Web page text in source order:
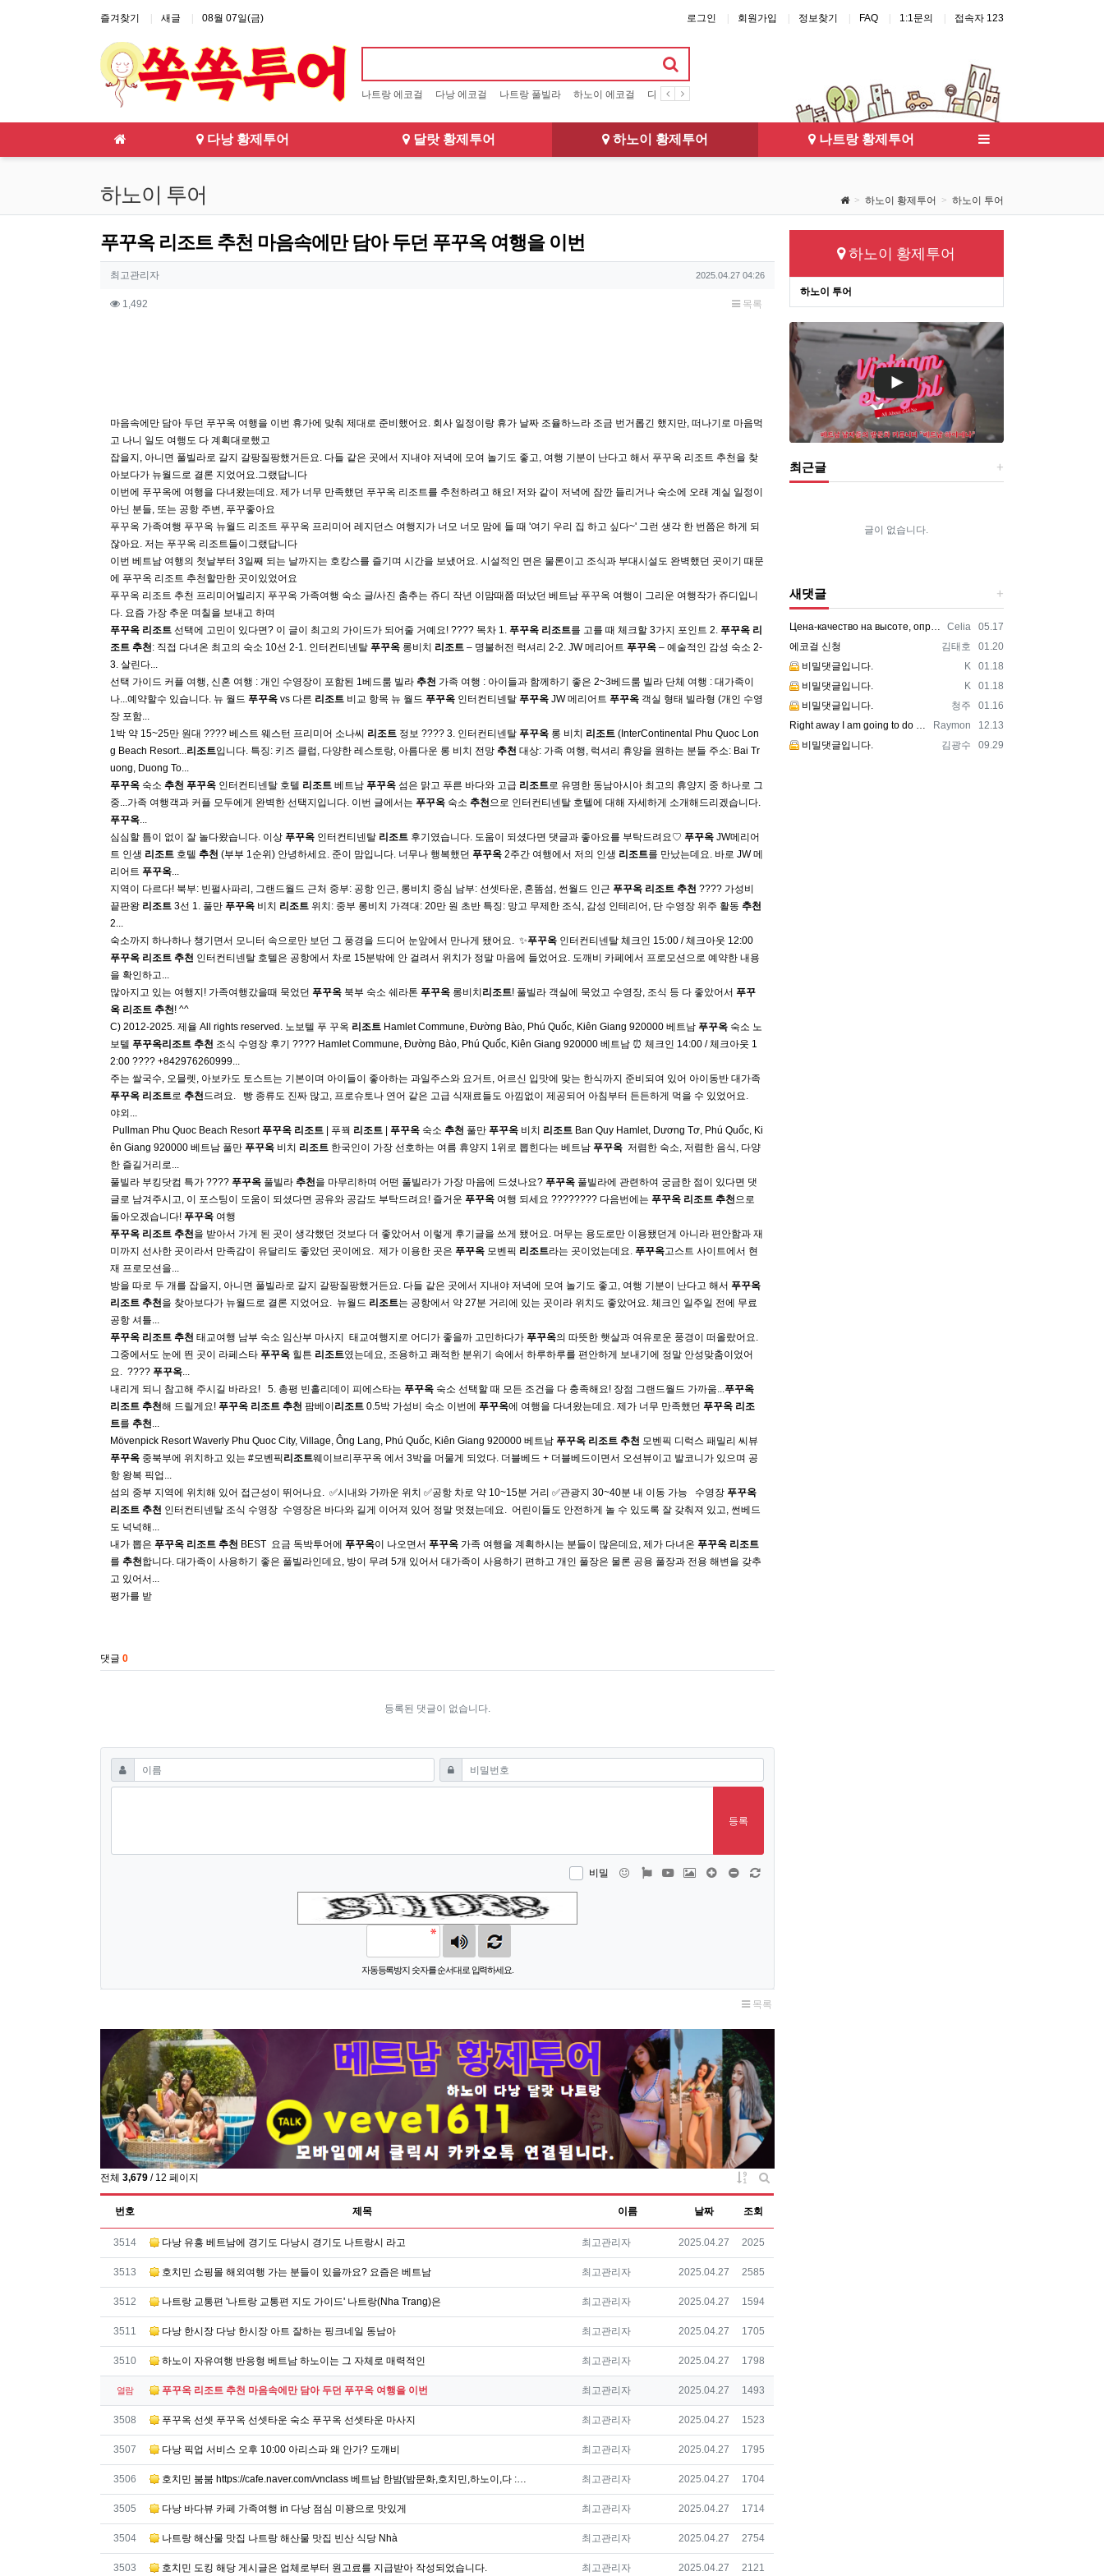
즐겨찾기 새글 08월 07일(금) 로그인 회원가입 정보찾기 FAQ 1:1문의 접속자 123
나트랑 에코걸 다낭 에코걸 나트랑 풀빌라 하노이 에코걸 다낭 풀빌라 달랏 풀빌라 하노이 풀빌라 다낭 가라오케 에코걸
다낭 황제투어 달랏 황제투어 하노이 황제투어 나트랑 황제투어
하노이 투어 하노이 황제투어 하노이 투어
푸꾸옥 리조트 추천 마음속에만 담아 두던 푸꾸옥 여행을 이번
작성자 정보
최고관리자작성 작성일
2025.04.27 04:26
컨텐츠 정보
1,492 목록
마음속에만 담아 두던 푸꾸옥 여행을 이번 휴가에 맞춰 제대로 준비했어요. 회사 일정이랑 휴가 날짜 조율하느라 조금 번거롭긴 했지만, 떠나기로 마음먹
고 나니 일도 여행도 다 계획대로했고
잡을지, 아니면 풀빌라로 갈지 갈팡질팡했거든요. 다들 같은 곳에서 지내야 저녁에 모여 놀기도 좋고, 여행 기분이 난다고 해서 푸꾸옥 리조트 추천을 찾
아보다가 뉴월드로 결론 지었어요.그랬답니다
이번에 푸꾸옥에 여행을 다녀왔는데요. 제가 너무 만족했던 푸꾸옥 리조트를 추천하려고 해요! 저와 같이 저녁에 잠깐 들리거나 숙소에 오래 계실 일정이
아닌 분들, 또는 공항 주변, 푸꾸좋아요
푸꾸옥 가족여행 푸꾸옥 뉴월드 리조트 푸꾸옥 프리미어 레지던스 여행지가 너모 너모 맘에 들 때 '여기 우리 집 하고 싶다~' 그런 생각 한 번쯤은 하게 되
잖아요. 저는 푸꾸옥 리조트들이그랬답니다
이번 베트남 여행의 첫날부터 3일째 되는 날까지는 호캉스를 즐기며 시간을 보냈어요. 시설적인 면은 물론이고 조식과 부대시설도 완벽했던 곳이기 때문
에 푸꾸옥 리조트 추천할만한 곳이있었어요
푸꾸옥 리조트 추천 프리미어빌리지 푸꾸옥 가족여행 숙소 글/사진 춤추는 쥬디 작년 이맘때쯤 떠났던 베트남 푸꾸옥 여행이 그리운 여행작가 쥬디입니
다. 요즘 가장 추운 며칠을 보내고 하며
푸꾸옥 리조트 선택에 고민이 있다면? 이 글이 최고의 가이드가 되어줄 거예요! ???? 목차 1. 푸꾸옥 리조트를 고를 때 체크할 3가지 포인트 2. 푸꾸옥 리
조트 추천: 직접 다녀온 최고의 숙소 10선 2-1. 인터컨티넨탈 푸꾸옥 롱비치 리조트 – 명불허전 럭셔리 2-2. JW 메리어트 푸꾸옥 – 예술적인 감성 숙소 2-
3. 살린다...
선택 가이드 커플 여행, 신혼 여행 : 개인 수영장이 포함된 1베드룸 빌라 추천 가족 여행 : 아이들과 함께하기 좋은 2~3베드룸 빌라 단체 여행 : 대가족이
나...예약할수 있습니다. 뉴 월드 푸꾸옥 vs 다른 리조트 비교 항목 뉴 월드 푸꾸옥 인터컨티넨탈 푸꾸옥 JW 메리어트 푸꾸옥 객실 형태 빌라형 (개인 수영
장 포함...
1박 약 15~25만 원대​ ???? 베스트 웨스턴 프리미어 소나씨 리조트 정보 ???? 3. 인터컨티넨탈 푸꾸옥 롱 비치 리조트 (InterContinental Phu Quoc Lon
g Beach Resort...리조트입니다. 특징: 키즈 클럽, 다양한 레스토랑, 아름다운 롱 비치 전망 추천 대상: 가족 여행, 럭셔리 휴양을 원하는 분들​ 주소: Bai Tr
uong, Duong To...
푸꾸옥 숙소 추천 푸꾸옥 인터컨티넨탈 호텔 리조트 베트남 푸꾸옥 섬은 맑고 푸른 바다와 고급 리조트로 유명한 동남아시아 최고의 휴양지 중 하나로 그
중...가족 여행객과 커플 모두에게 완벽한 선택지입니다. 이번 글에서는 푸꾸옥 숙소 추천으로 인터컨티넨탈 호텔에 대해 자세하게 소개해드리겠습니다.
푸꾸옥...
심심할 틈이 없이 잘 놀다왔습니다. 이상 푸꾸옥 인터컨티넨탈 리조트 후기였습니다. 도움이 되셨다면 댓글과 좋아요를 부탁드려요♡ 푸꾸옥 JW메리어
트 인생 리조트 호텔 추천 (부부 1순위) 안녕하세요. 준이 맘입니다. 너무나 행복했던 푸꾸옥 2주간 여행에서 저의 인생 리조트를 만났는데요. 바로 JW 메
리어트 푸꾸옥...
지역이 다르다! 북부: 빈펄사파리, 그랜드월드 근처 중부: 공항 인근, 롱비치 중심 남부: 선셋타운, 혼똠섬, 썬월드 인근 푸꾸옥 리조트 추천 ???? 가성비
끝판왕 리조트 3선 1. 풀만 푸꾸옥 비치 리조트 위치: 중부 롱비치 가격대: 20만 원 초반 특징: 망고 무제한 조식, 감성 인테리어, 단 수영장 위주 활동 추천
2...
숙소까지 하나하나 챙기면서 모니터 속으로만 보던 그 풍경을 드디어 눈앞에서 만나게 됐어요. ​ ✨푸꾸옥 인터컨티넨탈 체크인 15:00 / 체크아웃 12:00
푸꾸옥 리조트 추천 인터컨티넨탈 호텔은 공항에서 차로 15분밖에 안 걸려서 위치가 정말 마음에 들었어요. 도깨비 카페에서 프로모션으로 예약한 내용
을 확인하고...
많아지고 있는 여행지! 가족여행갔을때 묵었던 푸꾸옥 북부 숙소 쉐라톤 푸꾸옥 롱비치 리조트! 풀빌라 객실에 묵었고 수영장, 조식 등 다 좋았어서 푸꾸
옥 리조트 추천! ^^
C) 2012-2025. 제율 All rights reserved. 노보텔 푸 꾸옥 리조트 Hamlet Commune, Đường Bào, Phú Quốc, Kiên Giang 920000 베트남 푸꾸옥 숙소 노
보텔 푸꾸옥리조트 추천 조식 수영장 후기 ???? Hamlet Commune, Đường Bào, Phú Quốc, Kiên Giang 920000 베트남 ⏰ 체크인 14:00 / 체크아웃 1
2:00 ???? +842976260999...
주는 쌀국수, 오믈렛, 아보카도 토스트는 기본이며 아이들이 좋아하는 과일주스와 요거트, 어르신 입맛에 맞는 한식까지 준비되여 있어 아이동반 대가족
푸꾸옥 리조트로 추천드려요. ​ ​ 빵 종류도 진짜 많고, 프로슈토나 연어 같은 고급 식재료들도 아낌없이 제공되어 아침부터 든든하게 먹을 수 있었어요. ​ ​
야외...
​ Pullman Phu Quoc Beach Resort푸꾸옥 리조트 | 푸꿕 리조트 푸꾸옥 숙소 추천 풀만 푸꾸옥 비치 리조트 Ban Quy Hamlet, Dương Tơ, Phú Quốc, Ki
ên Giang 920000 베트남 풀만 푸꾸옥 비치 리조트 한국인이 가장 선호하는 여름 휴양지 1위로 뽑힌다는 베트남 푸꾸옥 ​ 저렴한 숙소, 저렴한 음식, 다양
한 즐길거리로...
풀빌라 부킹닷컴 특가 ???? 푸꾸옥 풀빌라 추천을 마무리하며 어떤 풀빌라가 가장 마음에 드셨나요? 푸꾸옥 풀빌라에 관련하여 궁금한 점이 있다면 댓
글로 남겨주시고, 이 포스팅이 도움이 되셨다면 공유와 공감도 부탁드려요! 즐거운 푸꾸옥 여행 되세요 ????️???? 다음번에는 푸꾸옥 리조트 추천으로
돌아오겠습니다! 푸꾸옥 여행
푸꾸옥 리조트 추천을 받아서 가게 된 곳이 생각했던 것보다 더 좋았어서 이렇게 후기글을 쓰게 됐어요. 머무는 용도로만 이용됐던게 아니라 편안함과 재
미까지 선사한 곳이라서 만족감이 유달리도 좋았던 곳이에요. ​ 제가 이용한 곳은 푸꾸옥 모벤픽 리조트라는 곳이었는데요. 푸꾸옥고스트 사이트에서 현
재 프로모션을...
방을 따로 두 개를 잡을지, 아니면 풀빌라로 갈지 갈팡질팡했거든요. 다들 같은 곳에서 지내야 저녁에 모여 놀기도 좋고, 여행 기분이 난다고 해서 푸꾸옥
리조트 추천을 찾아보다가 뉴월드로 결론 지었어요. ​ 뉴월드 리조트는 공항에서 약 27분 거리에 있는 곳이라 위치도 좋았어요. 체크인 일주일 전에 무료
공항 셔틀...
푸꾸옥 리조트 추천 태교여행 남부 숙소 임산부 마사지 ​ 태교여행지로 어디가 좋을까 고민하다가 푸꾸옥의 따뜻한 햇살과 여유로운 풍경이 떠올랐어요.
그중에서도 눈에 띈 곳이 라페스타 푸꾸옥 힐튼 리조트였는데요, 조용하고 쾌적한 분위기 속에서 하루하루를 편안하게 보내기에 정말 안성맞춤이었어
요. ​ ???? 푸꾸옥...
내리게 되니 참고해 주시길 바라요! ​ ​ 5. 총평 빈홀리데이 피에스타는 푸꾸옥 숙소 선택할 때 모든 조건을 다 충족해요! 장점 그랜드월드 가까움...푸꾸옥
리조트 추천해 드릴게요! 푸꾸옥 리조트 추천 팜베이 리조트 0.5박 가성비 숙소 이번에 푸꾸옥에 여행을 다녀왔는데요. 제가 너무 만족했던 푸꾸옥 리조
트를 추천...
Mövenpick Resort Waverly Phu Quoc City, Village, Ông Lang, Phú Quốc, Kiên Giang 920000 베트남 푸꾸옥 리조트 추천 모벤픽 디럭스 패밀리 씨뷰
푸꾸옥 중북부에 위치하고 있는 #모벤픽 리조트웨이브리푸꾸옥 에서 3박을 머물게 되었다. 더블베드 + 더블베드이면서 오션뷰이고 발코니가 있으며 공
항 왕복 픽업...
섬의 중부 지역에 위치해 있어 접근성이 뛰어나요. ​ ✅시내와 가까운 위치 ✅공항 차로 약 10~15분 거리 ✅관광지 30~40분 내 이동 가능 ​ ​ 수영장 푸꾸옥
리조트 추천 인터컨티넨탈 조식 수영장 ​ 수영장은 바다와 길게 이어져 있어 정말 멋졌는데요. ​ 어린이들도 안전하게 놀 수 있도록 잘 갖춰져 있고, 썬베드
도 넉넉해...
내가 뽑은 푸꾸옥 리조트 추천 BEST ​ 요금 독박투어에 푸꾸옥이 나오면서 푸꾸옥 가족 여행을 계획하시는 분들이 많은데요, 제가 다녀온 푸꾸옥 리조트
를 추천합니다. 대가족이 사용하기 좋은 풀빌라인데요, 방이 무려 5개 있어서 대가족이 사용하기 편하고 개인 풀장은 물론 공용 풀장과 전용 해변을 갖추
고 있어서...
평가를 받
댓글 0
등록된 댓글이 없습니다.
댓글쓰기
이름 필수 비밀번호필수
등록
비밀 이모티콘폰트어썸
동영상 이미지 댓글창 늘이기
댓글창 줄이기
자동등록방지 숫자를 순서대로 입력하세요.
목록
전체 3,679 / 12 페이지
게시물 정렬
게시판 검색
번호
제목 이름 날짜 조회
번호
3514 다낭 유흥 베트남에 경기도 다낭시 경기도 나트랑시 라고 등록자
최고관리자 등록일
2025.04.27 조회
2025
번호
3513 호치민 쇼핑몰 해외여행 가는 분들이 있을까요? 요즘은 베트남 등록자
최고관리자 등록일
2025.04.27 조회
2585
번호
3512 나트랑 교통편 '나트랑 교통편 지도 가이드' 나트랑(Nha Trang)은 등록자
최고관리자 등록일
2025.04.27 조회
1594
번호
3511 다낭 한시장 다낭 한시장 아트 잘하는 핑크네일 동남아 등록자
최고관리자 등록일
2025.04.27 조회
1705
번호
3510 하노이 자유여행 반응형 베트남 하노이는 그 자체로 매력적인 등록자
최고관리자 등록일
2025.04.27 조회
1798
열람 푸꾸옥 리조트 추천 마음속에만 담아 두던 푸꾸옥 여행을 이번 등록자
최고관리자 등록일
2025.04.27 조회
1493
번호
3508 푸꾸옥 선셋 푸꾸옥 선셋타운 숙소 푸꾸옥 선셋타운 마사지 등록자
최고관리자 등록일
2025.04.27 조회
1523
번호
3507 다낭 픽업 서비스 오후 10:00 아리스파 왜 안가? 도깨비 등록자
최고관리자 등록일
2025.04.27 조회
1795
번호
3506 호치민 붐붐 https://cafe.naver.com/vnclass 베트남 한밤(밤문화,호치민,하노이,다 :… 등록자
최고관리자 등록일
2025.04.27 조회
1704
번호
3505 다낭 바다뷰 카페 가족여행 in 다낭 점심 미꽝으로 맛있게 등록자
최고관리자 등록일
2025.04.27 조회
1714
번호
3504 나트랑 해산물 맛집 나트랑 해산물 맛집 빈산 식당 Nhà 등록자
최고관리자 등록일
2025.04.27 조회
2754
번호
3503 호치민 도킹 해당 게시글은 업체로부터 원고료를 지급받아 작성되었습니다. 등록자
최고관리자 등록일
2025.04.27 조회
2121
하노이 황제투어
하노이 투어
최근글
글이 없습니다.
새댓글
등록자
Celia 등록일
05.17
Цена-качество на высоте, оправдали ожидания https://vpncheburnet.top/
등록자
김태호 등록일
01.20
에코걸 신청
등록자
K 등록일
01.18
비밀댓글입니다.
등록자
K 등록일
01.18
비밀댓글입니다.
등록자
청주 등록일
01.16
비밀댓글입니다.
등록자
Raymon 등록일
12.13
Right away I am going to do my breakfast, once having my breakfast coming yet ag…
등록자
김광수 등록일
09.29
비밀댓글입니다.